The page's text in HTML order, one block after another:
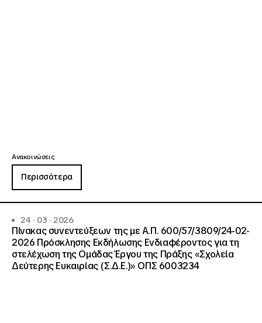
Ανακοινώσεις
Περισσότερα
24 · 03 · 2026
Πίνακας συνεντεύξεων της με Α.Π. 600/57/3809/24-02-
2026 Πρόσκλησης Εκδήλωσης Ενδιαφέροντος για τη
στελέχωση της Ομάδας Έργου της Πράξης «Σχολεία
Δεύτερης Ευκαιρίας (Σ.Δ.Ε.)» ΟΠΣ 6003234